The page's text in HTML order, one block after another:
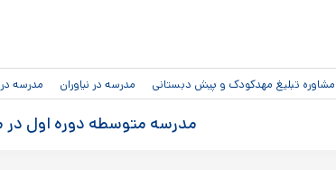
مشاوره تبلیغ مهدکودک و پیش دبستانی مدرسه در نیاوران مدرسه
مدرسه متوسطه دوره اول در منطقه